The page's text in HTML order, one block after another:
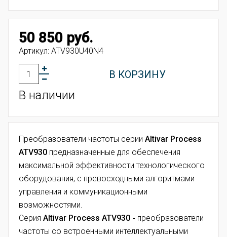
50 850 руб.
Артикул: ATV930U40N4
В КОРЗИНУ
В наличии
Преобразователи частоты серии Altivar Process
ATV930 предназначенные для обеспечения
максимальной эффективности технологического
оборудования, с превосходными алгоритмами
управления и коммуникационными
возможностями.
Серия Altivar Process ATV930 - преобразователи
частоты со встроенными интеллектуальными